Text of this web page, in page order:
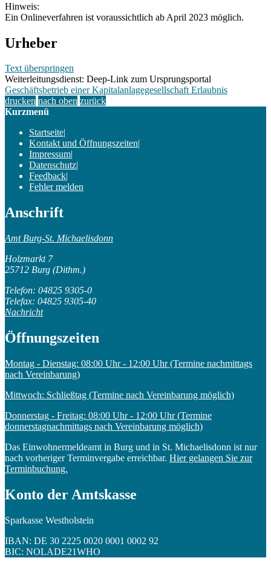
Hinweis:
Ein Onlineverfahren ist voraussichtlich ab April 2023 möglich.
Urheber
Text überspringen
Weiterleitungsdienst: Deep-Link zum Ursprungsportal
Geschäftsbetrieb einer Kapitalanlagegesellschaft Erlaubnis
drucken nach oben zurück
Kurzmenü
Startseite|
Kontakt und Öffnungszeiten|
Impressum|
Datenschutz|
Feedback|
Fehler melden
Anschrift
Amt Burg-St. Michaelisdonn
Holzmarkt 7
25712 Burg (Dithm.)
Telefon: 04825 9305-0
Telefax: 04825 9305-40
Nachricht
Öffnungszeiten
Montag - Dienstag: 08:00 Uhr - 12:00 Uhr (Termine nachmittags
nach Vereinbarung)
Mittwoch: Schließtag (Termine nach Vereinbarung möglich)
Donnerstag - Freitag: 08:00 Uhr - 12:00 Uhr (Termine
donnerstagnachmittags nach Vereinbarung möglich)
Das Einwohnermeldeamt in Burg und in St. Michaelisdonn ist nur
nach vorheriger Terminvergabe erreichbar. Hier gelangen Sie zur
Terminbuchung.
Konto der Amtskasse
Sparkasse Westholstein
IBAN: DE 30 2225 0020 0001 0002 92
BIC: NOLADE21WHO